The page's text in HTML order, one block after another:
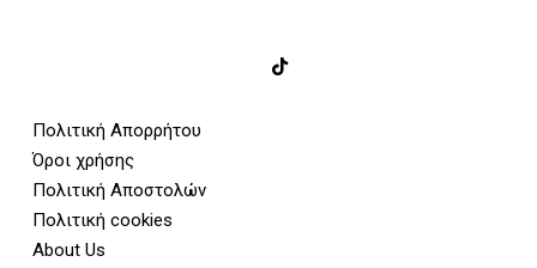
Πολιτική Απορρήτου
Όροι χρήσης
Πολιτική Αποστολών
Πολιτική cookies
About Us